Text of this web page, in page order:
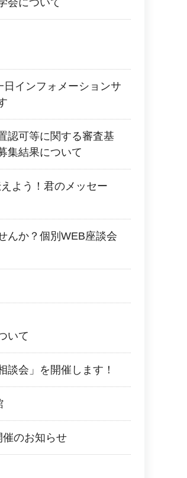
インフォメーションサ
認可等に関する審査基
集結果について
よう！君のメッセー
んか？個別WEB座談会
いて
談会」を開催します！
のお知らせ